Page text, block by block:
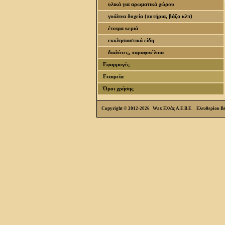
υλικά για αρωματικά χώρου
γυάλινα δοχεία (ποτήρια, βάζα κλπ)
έτοιμα κεριά
εκκλησιαστικά είδη
διαλύτες, παραφινέλαια
Εφαρμογές
Εταιρεία
Όροι χρήσης
Copyright © 2012-2026 Wax Ελλάς Α.Ε.Β.Ε. Ελευθερίου